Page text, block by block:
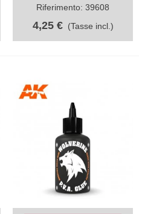
Riferimento: 39608
4,25 € (Tasse incl.)